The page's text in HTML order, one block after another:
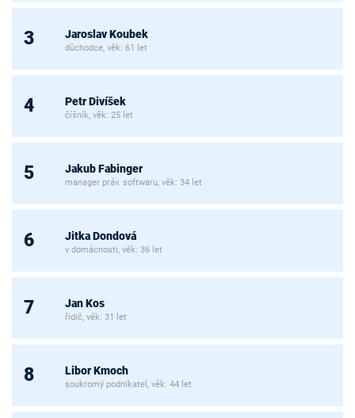
3 Jaroslav Koubek
důchodce, věk: 61 let
4 Petr Divíšek
číšník, věk: 25 let
5 Jakub Fabinger
manager práv. softwaru, věk: 34 let
6 Jitka Dondová
v domácnosti, věk: 36 let
7 Jan Kos
řidič, věk: 31 let
8 Libor Kmoch
soukromý podnikatel, věk: 44 let